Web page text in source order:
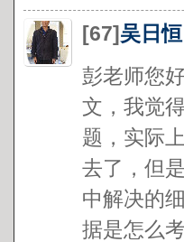
[67]吴日恒
彭老师您
文，我觉
题，实际
去了，但
中解决的
据是怎么